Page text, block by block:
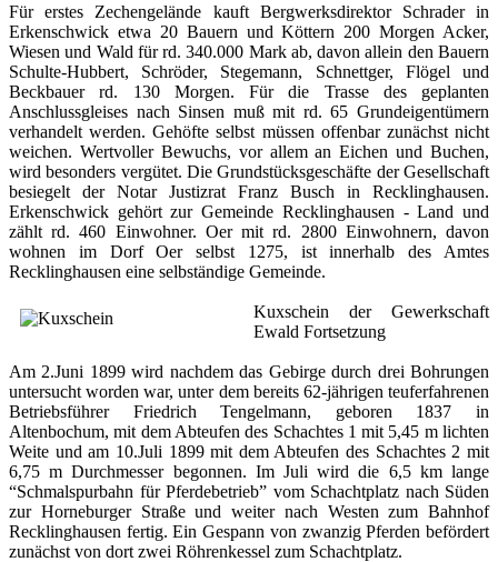
Für erstes Zechengelände kauft Bergwerksdirektor Schrader in
Erkenschwick etwa 20 Bauern und Köttern 200 Morgen Acker,
Wiesen und Wald für rd. 340.000 Mark ab, davon allein den Bauern
Schulte-Hubbert, Schröder, Stegemann, Schnettger, Flögel und
Beckbauer rd. 130 Morgen. Für die Trasse des geplanten
Anschlussgleises nach Sinsen muß mit rd. 65 Grundeigentümern
verhandelt werden. Gehöfte selbst müssen offenbar zunächst nicht
weichen. Wertvoller Bewuchs, vor allem an Eichen und Buchen,
wird besonders vergütet. Die Grundstücksgeschäfte der Gesellschaft
besiegelt der Notar Justizrat Franz Busch in Recklinghausen.
Erkenschwick gehört zur Gemeinde Recklinghausen - Land und
zählt rd. 460 Einwohner. Oer mit rd. 2800 Einwohnern, davon
wohnen im Dorf Oer selbst 1275, ist innerhalb des Amtes
Recklinghausen eine selbständige Gemeinde.
Kuxschein der Gewerkschaft
Ewald Fortsetzung
Am 2.Juni 1899 wird nachdem das Gebirge durch drei Bohrungen
untersucht worden war, unter dem bereits 62-jährigen teuferfahrenen
Betriebsführer Friedrich Tengelmann, geboren 1837 in
Altenbochum, mit dem Abteufen des Schachtes 1 mit 5,45 m lichten
Weite und am 10.Juli 1899 mit dem Abteufen des Schachtes 2 mit
6,75 m Durchmesser begonnen. Im Juli wird die 6,5 km lange
“Schmalspurbahn für Pferdebetrieb” vom Schachtplatz nach Süden
zur Horneburger Straße und weiter nach Westen zum Bahnhof
Recklinghausen fertig. Ein Gespann von zwanzig Pferden befördert
zunächst von dort zwei Röhrenkessel zum Schachtplatz.